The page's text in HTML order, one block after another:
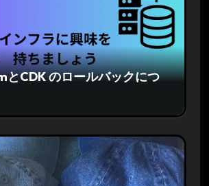
CDK のロールバックにつ